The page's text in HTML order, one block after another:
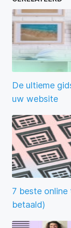
De ultieme
uw website
7 beste
betaald)